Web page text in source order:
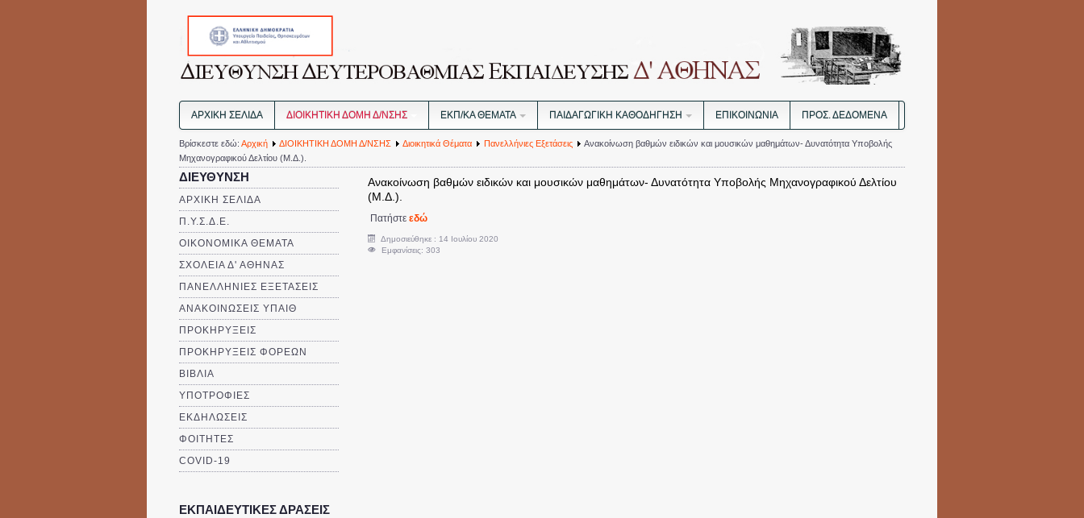
ΑΡΧΙΚΗ ΣΕΛΙΔΑ ΔΙΟΙΚΗΤΙΚΗ ΔΟΜΗ Δ/ΝΣΗΣ ΕΚΠ/ΚΑ ΘΕΜΑΤΑ ΠΑΙΔΑΓΩΓΙΚΗ ΚΑΘΟΔΗΓΗΣΗ ΕΠΙΚΟΙΝΩΝΙΑ ΠΡΟΣ. ΔΕΔΟΜΈΝΑ
Βρίσκεστε εδώ: Αρχική ΔΙΟΙΚΗΤΙΚΗ ΔΟΜΗ Δ/ΝΣΗΣ Διοικητικά Θέματα Πανελλήνιες Εξετάσεις
Ανακοίνωση βαθμών ειδικών και μουσικών μαθημάτων- Δυνατότητα Υποβολής
Μηχανογραφικού Δελτίου (Μ.Δ.).
ΔΙΕΥΘΥΝΣΗ
ΑΡΧΙΚΗ ΣΕΛΙΔΑ
Π.Υ.Σ.Δ.Ε.
ΟΙΚΟΝΟΜΙΚΑ ΘΕΜΑΤΑ
ΣΧΟΛΕΙΑ Δ' ΑΘΗΝΑΣ
ΠΑΝΕΛΛΗΝΙΕΣ ΕΞΕΤΑΣΕΙΣ
ΑΝΑΚΟΙΝΩΣΕΙΣ ΥΠΑΙΘ
ΠΡΟΚΗΡΥΞΕΙΣ
ΠΡΟΚΗΡΥΞΕΙΣ ΦΟΡΕΩΝ
ΒΙΒΛΙΑ
ΥΠΟΤΡΟΦΙΕΣ
ΕΚΔΗΛΩΣΕΙΣ
ΦΟΙΤΗΤΕΣ
COVID-19
ΕΚΠΑΙΔΕΥΤΙΚΕΣ ΔΡΑΣΕΙΣ
Ανακοίνωση βαθμών ειδικών και μουσικών μαθημάτων- Δυνατότητα Υποβολής Μηχανογραφικού Δελτίου
(Μ.Δ.).
Πατήστε εδώ
Δημοσιεύθηκε : 14 Ιουλίου 2020
Εμφανίσεις: 303